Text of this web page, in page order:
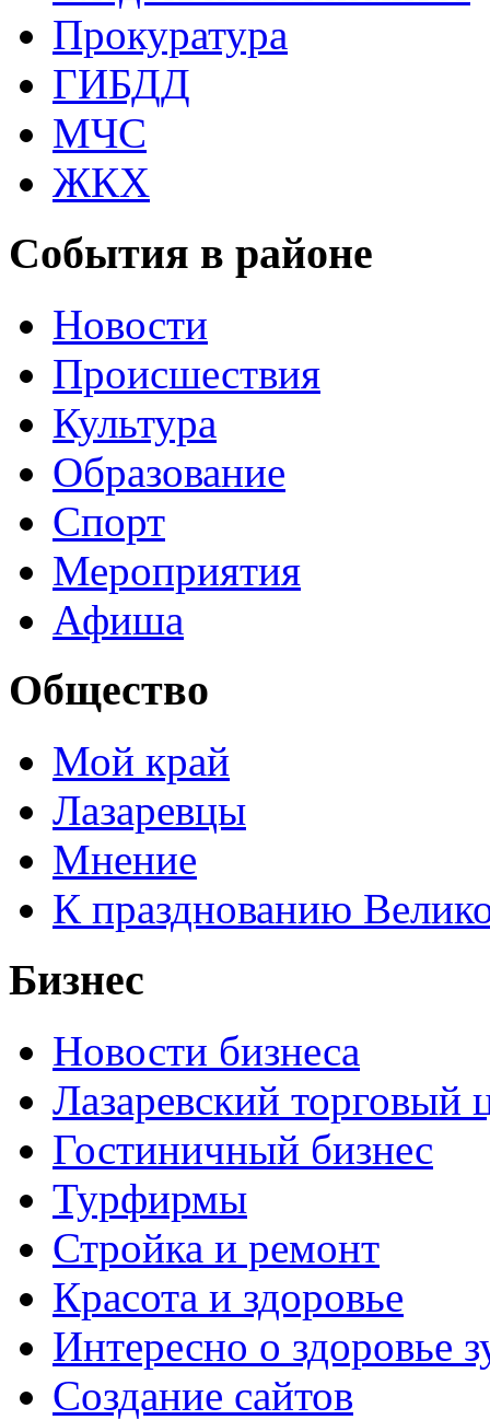
Прокуратура
ГИБДД
МЧС
ЖКХ
События в районе
Новости
Происшествия
Культура
Образование
Спорт
Мероприятия
Афиша
Общество
Мой край
Лазаревцы
Мнение
К празднованию
Бизнес
Новости бизнеса
Лазаревский торговый
Гостиничный бизнес
Турфирмы
Стройка и ремонт
Красота и здоровье
Интересно о здоровье
Создание сайтов